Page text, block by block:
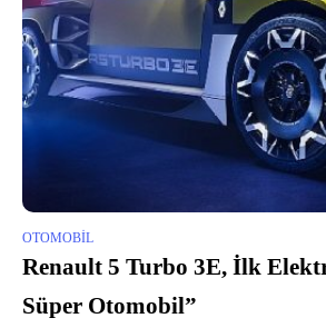
OTOMOBIL
Renault 5 Turbo 3E, İlk
Süper Otomobil”